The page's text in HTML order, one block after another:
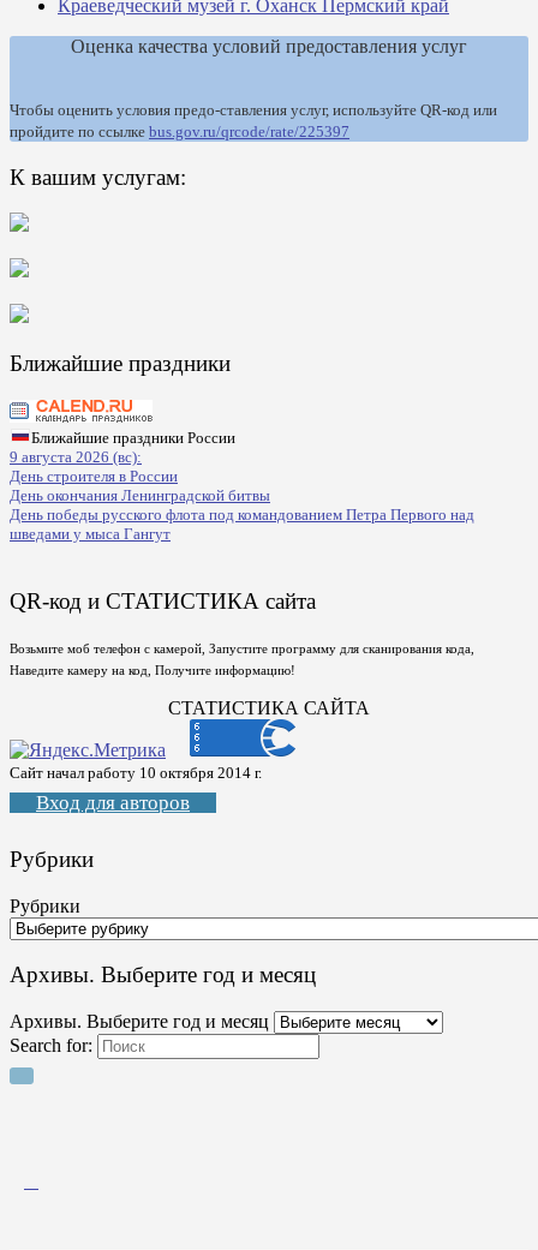
Краеведческий музей г. Оханск Пермский край
Оценка качества условий предоставления услуг
Чтобы оценить условия предо-ставления услуг, используйте QR-код или
пройдите по ссылке bus.gov.ru/qrcode/rate/225397
К вашим услугам:
Ближайшие праздники
Ближайшие праздники России
9 августа 2026 (вс):
День строителя в России
День окончания Ленинградской битвы
День победы русского флота под командованием Петра Первого над
шведами у мыса Гангут
QR-код и СТАТИСТИКА сайта
Возьмите моб телефон с камерой, Запустите программу для сканирования кода,
Наведите камеру на код, Получите информацию!
СТАТИСТИКА САЙТА
Сайт начал работу 10 октября 2014 г.
Вход для авторов
Рубрики
Рубрики
Архивы. Выберите год и месяц
Архивы. Выберите год и месяц
Search for: